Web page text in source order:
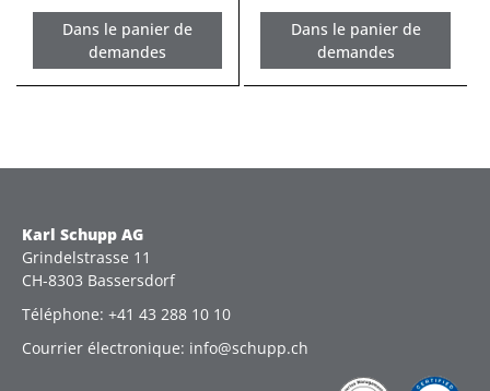
Dans le panier de
demandes
Dans le panier de
demandes
Karl Schupp AG
Grindelstrasse 11
CH-8303 Bassersdorf
Téléphone: +41 43 288 10 10
Courrier électronique: info@schupp.ch